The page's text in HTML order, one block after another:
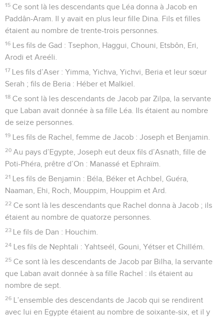
15 Ce sont là les descendants que Léa donna à Jacob en
Paddân-Aram. Il y avait en plus leur fille Dina. Fils et filles
étaient au nombre de trente-trois personnes.
16 Les fils de Gad : Tsephon, Haggui, Chouni, Etsbôn, Eri,
Arodi et Areéli.
17 Les fils d’Aser : Yimma, Yichva, Yichvi, Beria et leur sœur
Serah ; fils de Beria : Héber et Malkiel.
18 Ce sont là les descendants de Jacob par Zilpa, la servante
que Laban avait donnée à sa fille Léa. Ils étaient au nombre
de seize personnes.
19 Les fils de Rachel, femme de Jacob : Joseph et Benjamin.
20 Au pays d’Egypte, Joseph eut deux fils d’Asnath, fille de
Poti-Phéra, prêtre d’On : Manassé et Ephraïm.
21 Les fils de Benjamin : Béla, Béker et Achbel, Guéra,
Naaman, Ehi, Roch, Mouppim, Houppim et Ard.
22 Ce sont là les descendants que Rachel donna à Jacob ; ils
étaient au nombre de quatorze personnes.
23 Le fils de Dan : Houchim.
24 Les fils de Nephtali : Yahtseél, Gouni, Yétser et Chillém.
25 Ce sont là les descendants de Jacob par Bilha, la servante
que Laban avait donnée à sa fille Rachel : ils étaient au
nombre de sept.
26 L’ensemble des descendants de Jacob qui se rendirent
avec lui en Egypte étaient au nombre de soixante-six, et il y